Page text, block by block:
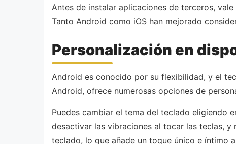
Antes de instalar aplicaciones de terceros,
Tanto Android como iOS han mejorado
Personalización en
Android es conocido por su flexibilidad, y el
Android, ofrece numerosas opciones de
Puedes cambiar el tema del teclado eligiendo
desactivar las vibraciones al tocar las teclas,
teclado, lo que añade un toque único e íntimo